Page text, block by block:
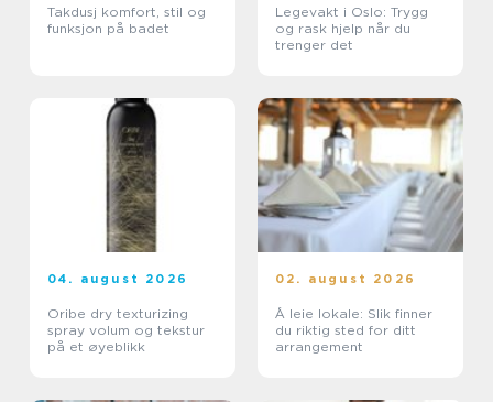
Takdusj komfort, stil og
funksjon på badet
Legevakt i Oslo: Trygg
og rask hjelp når du
trenger det
04. august 2026
Oribe dry texturizing
spray volum og tekstur
på et øyeblikk
02. august 2026
Å leie lokale: Slik finner
du riktig sted for ditt
arrangement